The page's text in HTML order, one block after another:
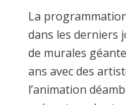
La
dans les derniers
de murales
ans avec des
l’animation